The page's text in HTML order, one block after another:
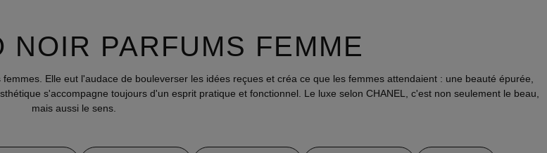
NOIR PARFUMS FEMME
Elle eut l'audace de bouleverser les idées reçues et créa ce que les femmes attendaient : une beauté épurée,
s'accompagne toujours d'un esprit pratique et fonctionnel. Le luxe selon CHANEL, c'est non seulement le beau,
mais aussi le sens.